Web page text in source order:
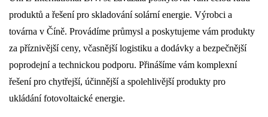
produktů a řešení pro skladování solární energie. Výrobci a
továrna v Číně. Provádíme průmysl a poskytujeme vám produkty
za příznivější ceny, včasnější logistiku a dodávky a bezpečnější
poprodejní a technickou podporu. Přinášíme vám komplexní
řešení pro chytřejší, účinnější a spolehlivější produkty pro
ukládání fotovoltaické energie.